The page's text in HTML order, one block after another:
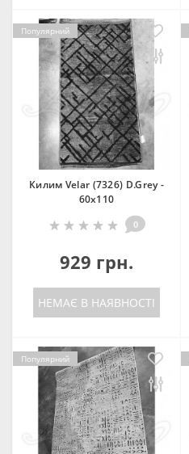
Популярний
Килим Velar (7326) D.Grey -
60х110
0
929 грн.
НЕМАЄ В НАЯВНОСТІ
Популярний